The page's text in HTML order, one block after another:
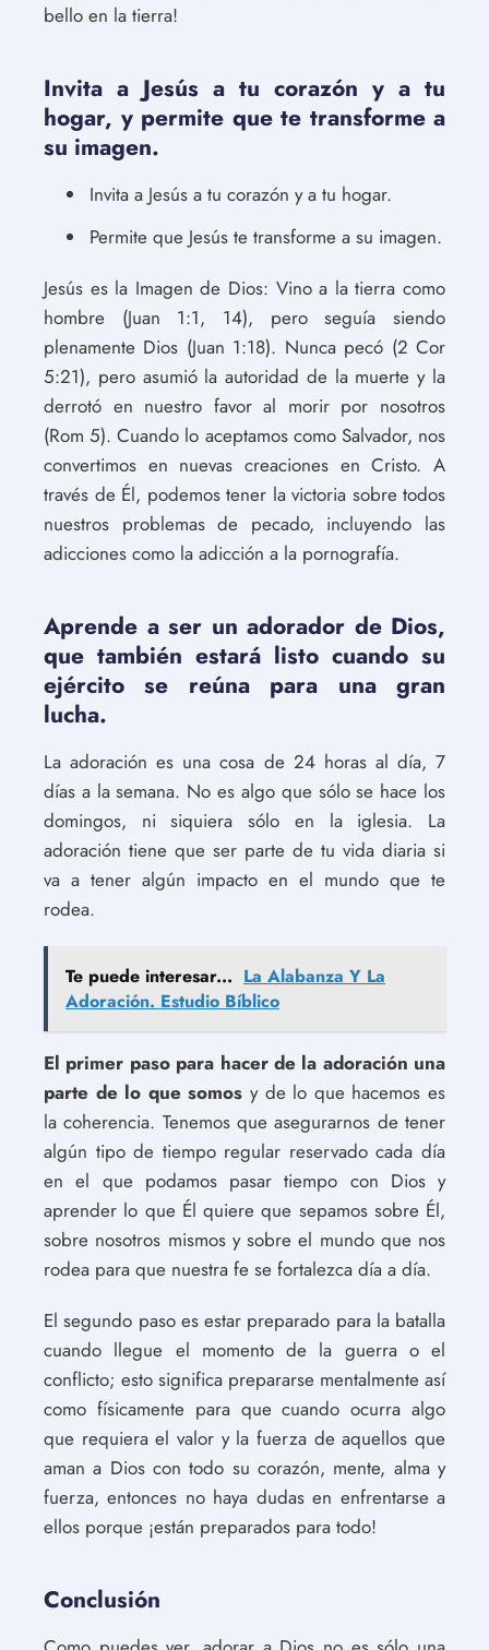
bello en la tierra!
Invita a Jesús a tu corazón y a tu
hogar, y permite que te transforme a
su imagen.
Invita a Jesús a tu corazón y a tu hogar.
Permite que Jesús te transforme a su imagen.
Jesús es la Imagen de Dios: Vino a la tierra como
hombre (Juan 1:1, 14), pero seguía siendo
plenamente Dios (Juan 1:18). Nunca pecó (2 Cor
5:21), pero asumió la autoridad de la muerte y la
derrotó en nuestro favor al morir por nosotros
(Rom 5). Cuando lo aceptamos como Salvador, nos
convertimos en nuevas creaciones en Cristo. A
través de Él, podemos tener la victoria sobre todos
nuestros problemas de pecado, incluyendo las
adicciones como la adicción a la pornografía.
Aprende a ser un adorador de Dios,
que también estará listo cuando su
ejército se reúna para una gran
lucha.
La adoración es una cosa de 24 horas al día, 7
días a la semana. No es algo que sólo se hace los
domingos, ni siquiera sólo en la iglesia. La
adoración tiene que ser parte de tu vida diaria si
va a tener algún impacto en el mundo que te
rodea.
Te puede interesar... La Alabanza Y La
Adoración. Estudio Bíblico
El primer paso para hacer de la adoración una
parte de lo que somos y de lo que hacemos es
la coherencia. Tenemos que asegurarnos de tener
algún tipo de tiempo regular reservado cada día
en el que podamos pasar tiempo con Dios y
aprender lo que Él quiere que sepamos sobre Él,
sobre nosotros mismos y sobre el mundo que nos
rodea para que nuestra fe se fortalezca día a día.
El segundo paso es estar preparado para la batalla
cuando llegue el momento de la guerra o el
conflicto; esto significa prepararse mentalmente así
como físicamente para que cuando ocurra algo
que requiera el valor y la fuerza de aquellos que
aman a Dios con todo su corazón, mente, alma y
fuerza, entonces no haya dudas en enfrentarse a
ellos porque ¡están preparados para todo!
Conclusión